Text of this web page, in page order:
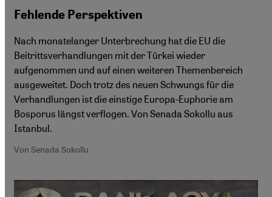
Fehlende Perspektiven
Nach monatelanger Unterbrechung hat die EU die
Beitrittsverhandlungen mit der Türkei wieder
aufgenommen und auf einen weiteren Themenbereich
ausgeweitet. Doch trotz des neuen Schwungs für die
Verhandlungen ist die einstige Europa-Euphorie am
Bosporus längst verflogen. Von Senada Sokollu aus
Istanbul.
Von Senada Sokollu